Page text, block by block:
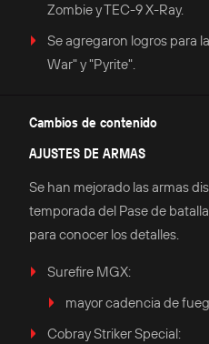
Zombie y TEC-9 X-Ray.
Se agregaron logros para
War" y "Pyrite".
Cambios de contenido
AJUSTES DE ARMAS
Se han mejorado las armas
temporada del Pase de
para conocer los detalles.
Surefire MGX:
mayor cadencia de
Cobray Striker Special: